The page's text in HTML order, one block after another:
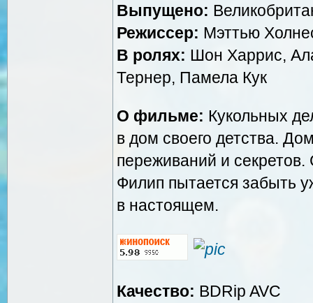
Выпущено:
Режиссер: Мэттью
В ролях: Шон Харрис,
Тернер, Памела Кук
О фильме: Кукольных
в дом своего детства.
переживаний и
Филип пытается забыть
в настоящем.
Качество: BDRip AVC